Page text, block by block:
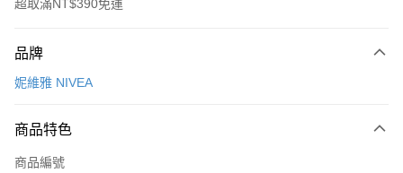
超取滿NT$390免運
POYA支付
超商取貨付款
LINE Pay
品牌
妮維雅 NIVEA
商品特色
商品編號